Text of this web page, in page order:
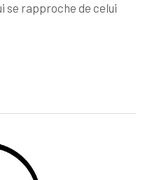
se rapproche de celui